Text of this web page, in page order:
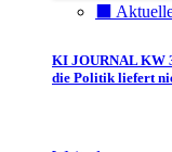
⬛️
KI JOURNAL KW
die Politik liefert